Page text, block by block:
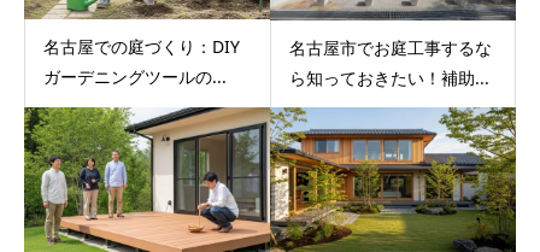
名古屋での庭づくり：DIY
ガーデニングツールの...
名古屋市でお庭工事するな
ら知っておきたい！補助...